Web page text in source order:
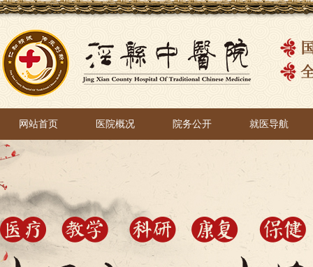
网站首页
网站首页
医院概况 院务公开 就医导航